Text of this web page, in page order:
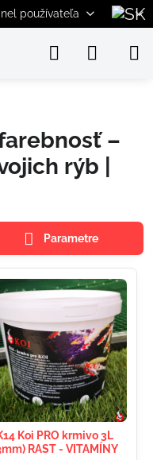
používateľa
–
rýb |
Parametre
Koi PRO krmivo 3L
RAST - VITAMÍNY